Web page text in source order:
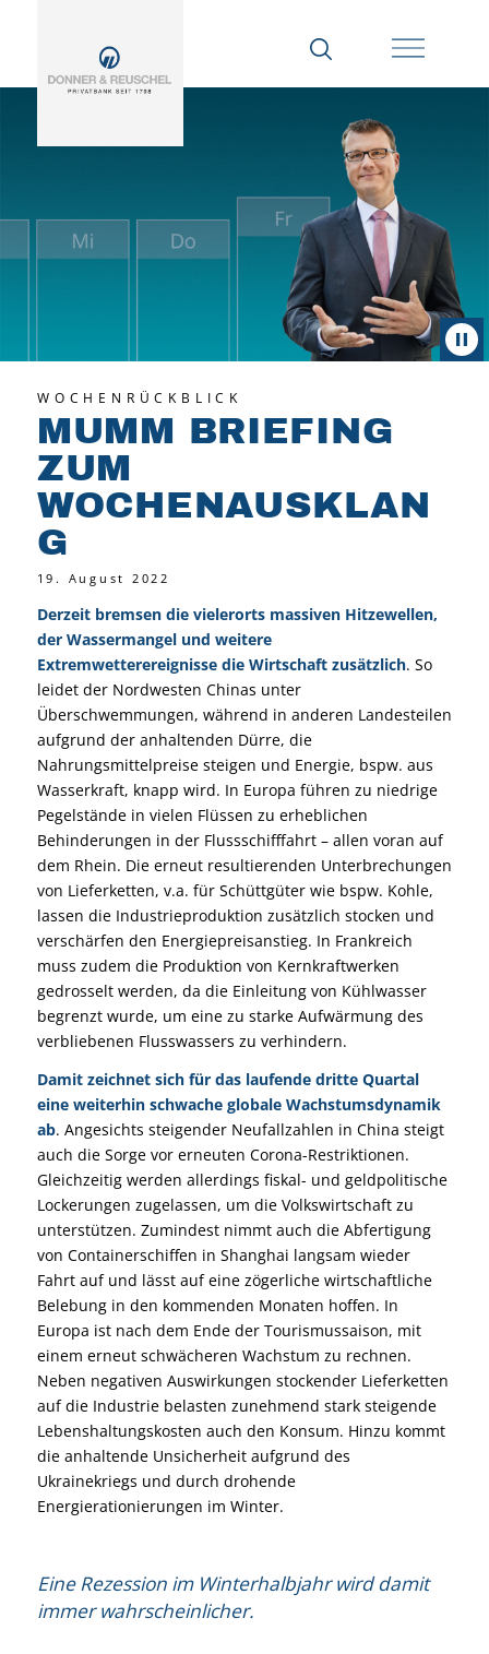
WOCHENRÜCKBLICK
MUMM BRIEFING
ZUM
WOCHENAUSKLAN
G
19. August 2022
Derzeit bremsen die vielerorts massiven Hitzewellen,
der Wassermangel und weitere
Extremwetterereignisse die Wirtschaft zusätzlich. So
leidet der Nordwesten Chinas unter
Überschwemmungen, während in anderen Landesteilen
aufgrund der anhaltenden Dürre, die
Nahrungsmittelpreise steigen und Energie, bspw. aus
Wasserkraft, knapp wird. In Europa führen zu niedrige
Pegelstände in vielen Flüssen zu erheblichen
Behinderungen in der Flussschifffahrt – allen voran auf
dem Rhein. Die erneut resultierenden Unterbrechungen
von Lieferketten, v.a. für Schüttgüter wie bspw. Kohle,
lassen die Industrieproduktion zusätzlich stocken und
verschärfen den Energiepreisanstieg. In Frankreich
muss zudem die Produktion von Kernkraftwerken
gedrosselt werden, da die Einleitung von Kühlwasser
begrenzt wurde, um eine zu starke Aufwärmung des
verbliebenen Flusswassers zu verhindern.
Damit zeichnet sich für das laufende dritte Quartal
eine weiterhin schwache globale Wachstumsdynamik
ab. Angesichts steigender Neufallzahlen in China steigt
auch die Sorge vor erneuten Corona-Restriktionen.
Gleichzeitig werden allerdings fiskal- und geldpolitische
Lockerungen zugelassen, um die Volkswirtschaft zu
unterstützen. Zumindest nimmt auch die Abfertigung
von Containerschiffen in Shanghai langsam wieder
Fahrt auf und lässt auf eine zögerliche wirtschaftliche
Belebung in den kommenden Monaten hoffen. In
Europa ist nach dem Ende der Tourismussaison, mit
einem erneut schwächeren Wachstum zu rechnen.
Neben negativen Auswirkungen stockender Lieferketten
auf die Industrie belasten zunehmend stark steigende
Lebenshaltungskosten auch den Konsum. Hinzu kommt
die anhaltende Unsicherheit aufgrund des
Ukrainekriegs und durch drohende
Energierationierungen im Winter.
Eine Rezession im Winterhalbjahr wird damit
immer wahrscheinlicher.